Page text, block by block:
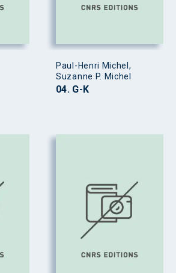
Paul-Henri Michel,
Suzanne P. Michel
04. G-K